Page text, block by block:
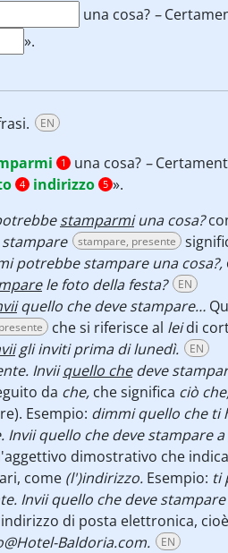
una cosa? –
».
EN
1 una cosa? –
4 indirizzo 5 ».
stamparmiuna cosa?
stampare stampare, presente
potrebbe stampare una cosa?,
le foto della festa? EN
quello che deve stampare…
che si riferisce al leidi
gli inviti prima di lunedì. EN
Inviiquello chedeve
da che, che significa ciò
Esempio: dimmi quello che ti
Invii quello che deve stampare a
dimostrativo che
come (l')indirizzo. Esempio: ti
Invii quello che deve
di posta elettronica,
Baldoria.com.
EN